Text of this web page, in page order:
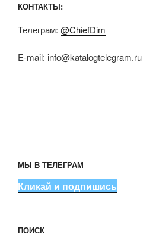
КОНТАКТЫ:
Телеграм: @ChiefDim
E-mail: info@katalogtelegram.ru
МЫ В ТЕЛЕГРАМ
Кликай и подпишись
ПОИСК